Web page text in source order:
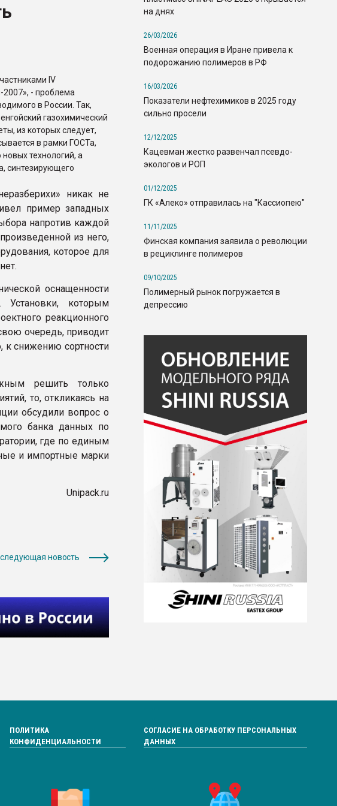
IV
- проблема
в России. Так,
газохимический
из которых следует,
в рамки ГОСТа,
технологий, а
синтезирующего
никак не
пример западных
напротив каждой
из него,
которое для
оснащенности
Установки, которым
реакционного
очередь, приводит
к снижению сортности
решить только
то, откликаясь на
обсудили вопрос о
банка данных по
где по единым
и импортные марки
Unipack.ru
следующая новость
на днях
26/03/2026
Военная операция в Иране привела к
подорожанию полимеров в РФ
16/03/2026
Показатели нефтехимиков в 2025 году
сильно просели
12/12/2025
Кацевман жестко развенчал псевдо-
экологов и РОП
01/12/2025
ГК «Алеко» отправилась на "Кассиопею"
11/11/2025
Финская компания заявила о революции
в рециклинге полимеров
09/10/2025
Полимерный рынок погружается в
депрессию
ПОЛИТИКА
КОНФИДЕНЦИАЛЬНОСТИ
СОГЛАСИЕ НА ОБРАБОТКУ ПЕРСОНАЛЬНЫХ
ДАННЫХ